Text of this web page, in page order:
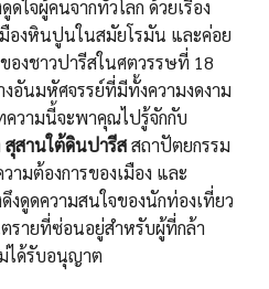
ใจผู้คนจากทั่วโลก ด้วยเรื่อง
องหินปูนในสมัยโรมัน และค่อย
งชาวปารีสในศตวรรษที่ 18
งอันมหัศจรรย์ที่มีทั้งความงดงาม
วามนี้จะพาคุณไปรู้จักกับ
สุสานใต้ดินปารีสสถาปัตยกรรม
ามต้องการของเมือง และ
ดูดความสนใจของนักท่องเที่ยว
รายที่ซ่อนอยู่สำหรับผู้ที่กล้า
ได้รับอนุญาต